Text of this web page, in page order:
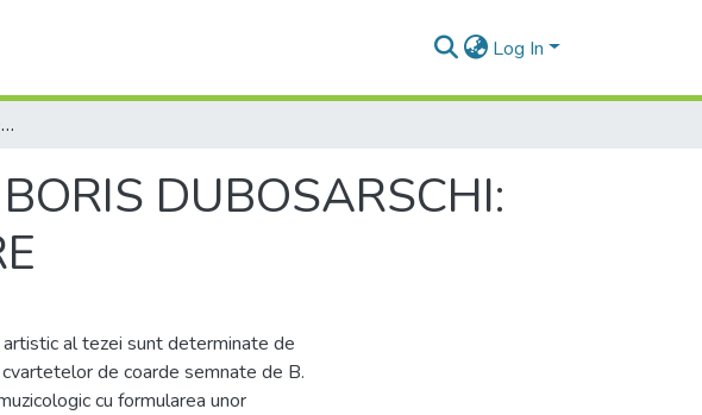
Log In
CVARTETELE DE COARDE ALE LUI BORIS DUBOSARSCHI: ASPECTE DE STIL ȘI INTERPRETARE
DUBOSARSCHI:
al tezei sunt determinate de
de coarde semnate de B.
cu formularea unor